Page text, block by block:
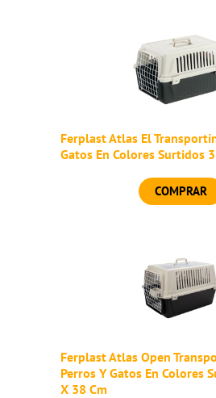
Ferplast Atlas El
Gatos En Colores Surtidos
COMPRAR
Ferplast Atlas Open
Perros Y Gatos En Colores
X 38 Cm